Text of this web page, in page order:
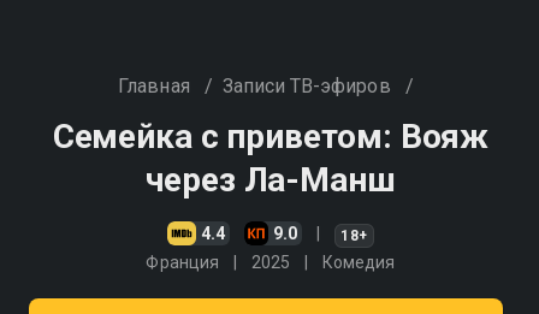
Главная / Записи ТВ-эфиров /
Семейка с приветом: Вояж
через Ла-Манш
4.4 9.0 18+
Франция 2025 Комедия